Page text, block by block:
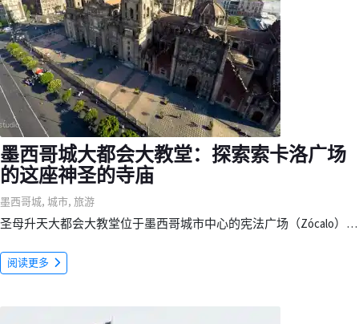
墨西哥城大都会大教堂：探索索卡洛广场
的这座神圣的寺庙
墨西哥城, 城市, 旅游
圣母升天大都会大教堂位于墨西哥城市中心的宪法广场（Zócalo）…
阅读更多